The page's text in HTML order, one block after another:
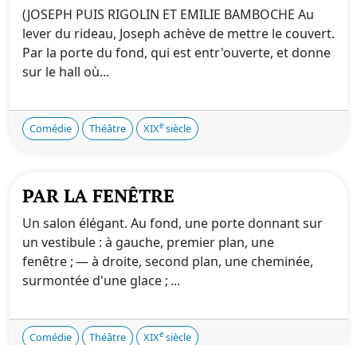
(JOSEPH PUIS RIGOLIN ET EMILIE BAMBOCHE Au
lever du rideau, Joseph achève de mettre le couvert.
Par la porte du fond, qui est entr'ouverte, et donne
sur le hall où...
Comédie Théâtre XIXe siècle
PAR LA FENÊTRE
Un salon élégant. Au fond, une porte donnant sur
un vestibule : à gauche, premier plan, une
fenêtre ; — à droite, second plan, une cheminée,
surmontée d'une glace ; ...
Comédie Théâtre XIXe siècle